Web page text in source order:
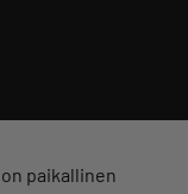
paikallinen